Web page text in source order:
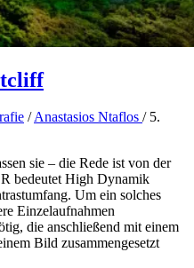
/Anastasios Ntaflos / 5.
sie – die Rede ist von der
bedeutet High Dynamik
Um ein solches
Einzelaufnahmen
die anschließend mit einem
Bild zusammengesetzt